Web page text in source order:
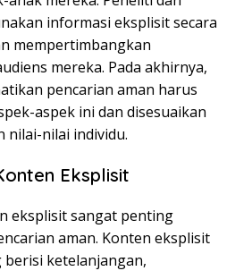
informasi eksplisit secara
mempertimbangkan
mereka. Pada akhirnya,
pencarian aman harus
aspek ini dan disesuaikan
nilai-nilai individu.
Eksplisit
eksplisit sangat penting
aman. Konten eksplisit
berisi ketelanjangan,